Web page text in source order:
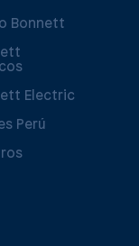
Bonnett
Electric
Perú